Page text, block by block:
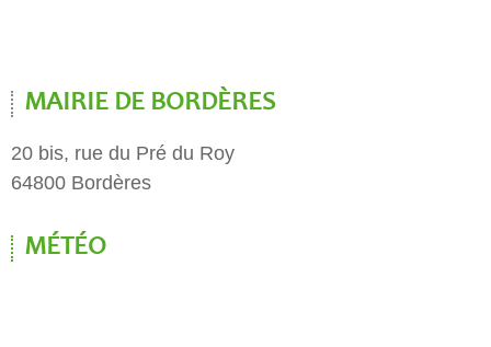
MAIRIE DE BORDÈRES
20 bis, rue du Pré du Roy
64800 Bordères
MÉTÉO